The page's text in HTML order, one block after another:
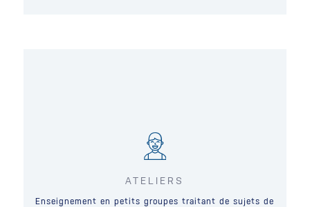
ATELIERS
Enseignement en petits groupes traitant de sujets de